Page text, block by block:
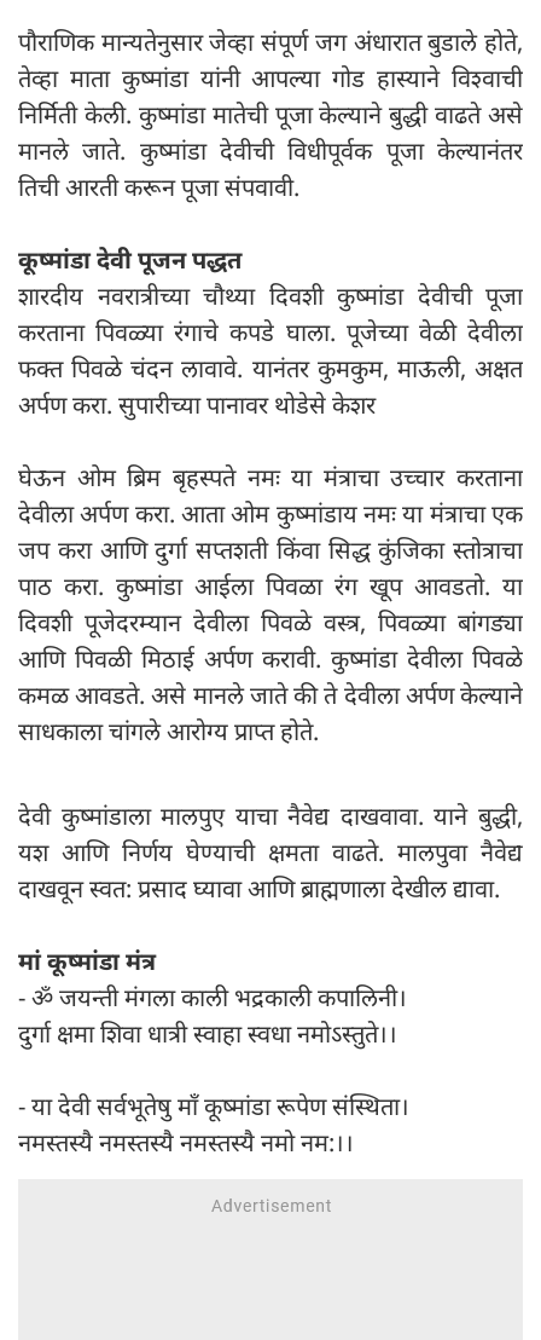
पौराणिक मान्यतेनुसार जेव्हा संपूर्ण जग अंधारात बुडाले होते,
तेव्हा माता कुष्मांडा यांनी आपल्या गोड हास्याने विश्वाची
निर्मिती केली. कुष्मांडा मातेची पूजा केल्याने बुद्धी वाढते असे
मानले जाते. कुष्मांडा देवीची विधीपूर्वक पूजा केल्यानंतर
तिची आरती करून पूजा संपवावी.
कूष्मांडा देवी पूजन पद्धत
शारदीय नवरात्रीच्या चौथ्या दिवशी कुष्मांडा देवीची पूजा
करताना पिवळ्या रंगाचे कपडे घाला. पूजेच्या वेळी देवीला
फक्त पिवळे चंदन लावावे. यानंतर कुमकुम, माऊली, अक्षत
अर्पण करा. सुपारीच्या पानावर थोडेसे केशर
घेऊन ओम ब्रिम बृहस्पते नमः या मंत्राचा उच्चार करताना
देवीला अर्पण करा. आता ओम कुष्मांडाय नमः या मंत्राचा एक
जप करा आणि दुर्गा सप्तशती किंवा सिद्ध कुंजिका स्तोत्राचा
पाठ करा. कुष्मांडा आईला पिवळा रंग खूप आवडतो. या
दिवशी पूजेदरम्यान देवीला पिवळे वस्त्र, पिवळ्या बांगड्या
आणि पिवळी मिठाई अर्पण करावी. कुष्मांडा देवीला पिवळे
कमळ आवडते. असे मानले जाते की ते देवीला अर्पण केल्याने
साधकाला चांगले आरोग्य प्राप्त होते.
देवी कुष्मांडाला मालपुए याचा नैवेद्य दाखवावा. याने बुद्धी,
यश आणि निर्णय घेण्याची क्षमता वाढते. मालपुवा नैवेद्य
दाखवून स्वत: प्रसाद घ्यावा आणि ब्राह्मणाला देखील द्यावा.
मां कूष्मांडा मंत्र
- ॐ जयन्ती मंगला काली भद्रकाली कपालिनी।
दुर्गा क्षमा शिवा धात्री स्वाहा स्वधा नमोऽस्तुते।।
- या देवी सर्वभू‍तेषु माँ कूष्मांडा रूपेण संस्थिता।
नमस्तस्यै नमस्तस्यै नमस्तस्यै नमो नम:।।